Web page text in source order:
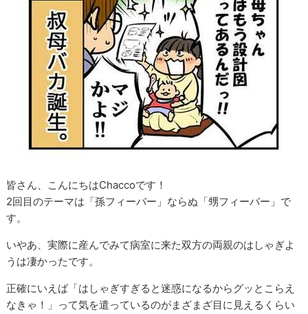
皆さん、こんにちはChaccoです！
2回目のテーマは「孫フィーバー」ならぬ「甥フィーバー」で
す。
いやあ、実際に産んでみて病室に来た双方の両親のはしゃぎよ
うは凄かったです。
正確にいえば「はしゃぎすぎると迷惑になるからグッとこらえ
なきゃ！」って気を遣っているのがまざまざ目に見えるくらい